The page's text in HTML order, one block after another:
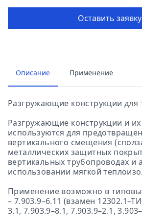
Оставить заявку
Описание Применение
Разгружающие конструкции для
Разгружающие конструкции и
используются для
вертикального смещения
металлических защитных
вертикальных трубопроводах и
использовании мягкой
Применение возможно в
– 7.903.9–6.11 (взамен
3.1, 7.903.9–8.1, 7.903.9–2.1,